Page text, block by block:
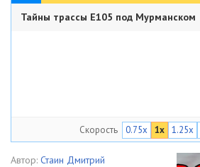
Тайны трассы Е105 под Мурманском
Скорость 0.75x 1x 1.25x
Автор: Стаин Дмитрий